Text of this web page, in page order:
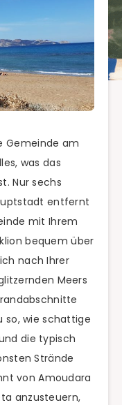
Gemeinde am
was das
Nur sechs
entfernt
mit Ihrem
bequem über
nach Ihrer
Meers
so, wie schattige
die typisch
Strände
von Amoudara
anzusteuern,